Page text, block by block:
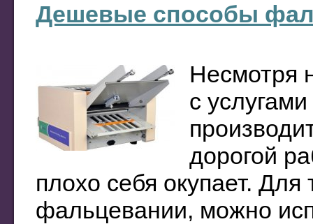
Дешевые способы
Несмотря
с
дорогой
плохо себя окупает.
фальцевании, можно